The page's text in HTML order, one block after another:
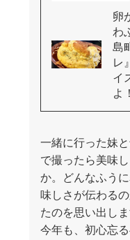
卵
わ
島
レ
イ
よ！
一緒に行った妹
で撮ったら美味
か。どんなふう
味しさが伝わる
たのを思い出しま
今年も、初心忘る